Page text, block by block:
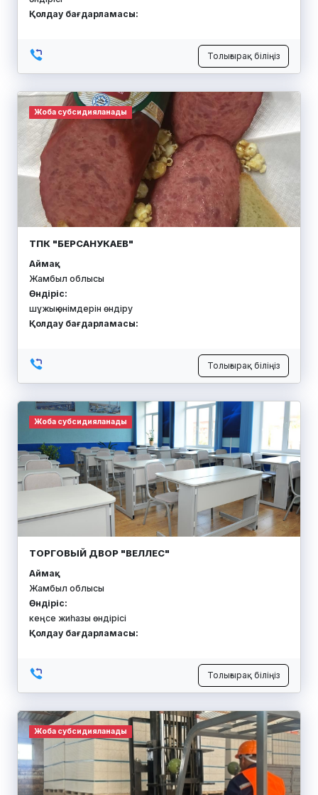
Қолдау бағдарламасы:
Толығырақ біліңіз
Жоба субсидияланады
ТПК "БЕРСАНУКАЕВ"
Аймақ:
Жамбыл облысы
Өндіріс:
шұжық өнімдерін өндіру
Қолдау бағдарламасы:
Толығырақ біліңіз
Жоба субсидияланады
ТОРГОВЫЙ ДВОР "ВЕЛЛЕС"
Аймақ:
Жамбыл облысы
Өндіріс:
кеңсе жиһазы өндірісі
Қолдау бағдарламасы:
Толығырақ біліңіз
Жоба субсидияланады